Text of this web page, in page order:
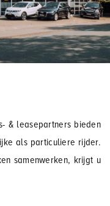
& leasepartners bieden
als particuliere rijder.
samenwerken, krijgt u